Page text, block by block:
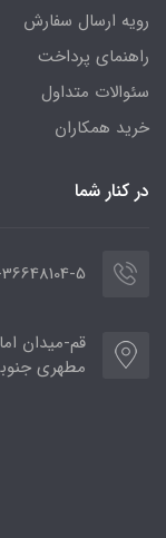
رویه ارسال سفارش
راهنمای پرداخت
سئوالات متداول
خرید همکاران
در کنار شما
025-36648104-5 ساعات اداری
قم-میدان
مطهری